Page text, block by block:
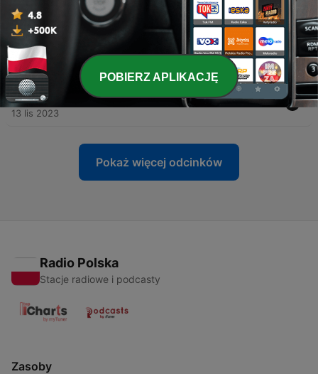
ERA 22 Speak Now (Taylor's Version)
13 lis 2023
22 - ERA 21 RED (Taylor's Version)
13 lis 2023
21 - ERA 20 Fearless (Taylor's Version)
13 lis 2023
Pokaż więcej odcinków
Radio Polska
Stacje radiowe i podcasty
Zasoby
POBIERZ APLIKACJĘ